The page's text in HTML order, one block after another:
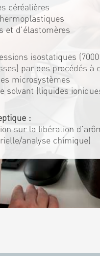
céréalières
et d'élastomères
isostatiques
par des procédés
microsystèmes
solvant (liquides
:
sur la libération
analyse chimique)